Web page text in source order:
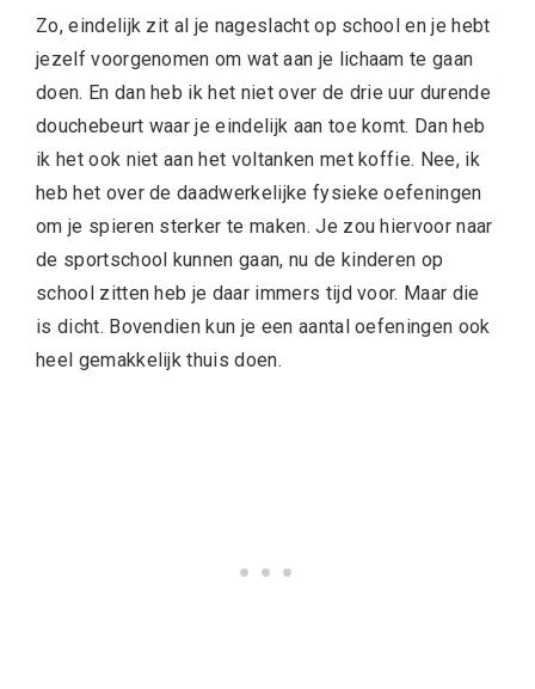
Zo, eindelijk zit al je nageslacht op school en je hebt
jezelf voorgenomen om wat aan je lichaam te gaan
doen. En dan heb ik het niet over de drie uur durende
douchebeurt waar je eindelijk aan toe komt. Dan heb
ik het ook niet aan het voltanken met koffie. Nee, ik
heb het over de daadwerkelijke fysieke oefeningen
om je spieren sterker te maken. Je zou hiervoor naar
de sportschool kunnen gaan, nu de kinderen op
school zitten heb je daar immers tijd voor. Maar die
is dicht. Bovendien kun je een aantal oefeningen ook
heel gemakkelijk thuis doen.